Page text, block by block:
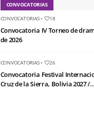
CONVOCATORIAS
CONVOCATORIAS• 18
Convocatoria IV Torneo de
de 2026
CONVOCATORIAS• 26
Convocatoria Festival
Cruz de la Sierra, Bolivia 2027 /